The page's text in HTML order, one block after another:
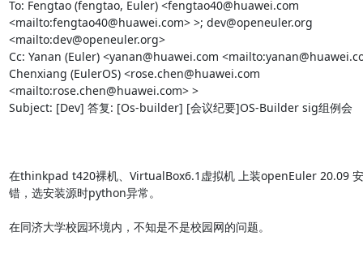
To: Fengtao (fengtao, Euler) <fengtao40@huawei.com
<mailto:fengtao40@huawei.com> >; dev@openeuler.org
<mailto:dev@openeuler.org>
Cc: Yanan (Euler) <yanan@huawei.com
Chenxiang (EulerOS) <rose.chen@huawei.com
<mailto:rose.chen@huawei.com> >
Subject: [Dev] 答复: [Os-builder] [会议纪要]OS-Builder sig组例会
在thinkpad t420裸机、VirtualBox6.1虚拟机 上装openEuler 20.09
错，选安装源时python异常。
在同济大学校园环境内，不知是不是校园网的问题。